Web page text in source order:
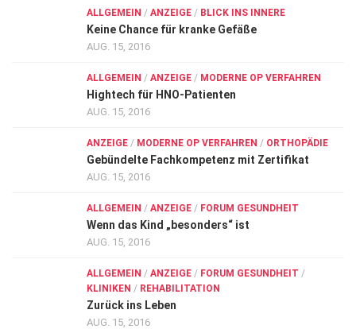
ALLGEMEIN / ANZEIGE / BLICK INS INNERE
Keine Chance für kranke Gefäße
AUG. 15, 2016
ALLGEMEIN / ANZEIGE / MODERNE OP VERFAHREN
Hightech für HNO-Patienten
AUG. 15, 2016
ANZEIGE / MODERNE OP VERFAHREN / ORTHOPÄDIE
Gebündelte Fachkompetenz mit Zertifikat
AUG. 15, 2016
ALLGEMEIN / ANZEIGE / FORUM GESUNDHEIT
Wenn das Kind „besonders“ ist
AUG. 15, 2016
ALLGEMEIN / ANZEIGE / FORUM GESUNDHEIT /
KLINIKEN / REHABILITATION
Zurück ins Leben
AUG. 15, 2016